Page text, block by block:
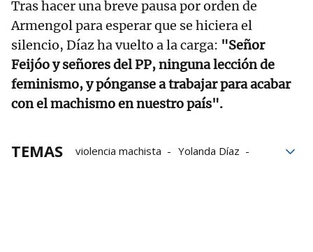
Tras hacer una breve pausa por orden de
Armengol para esperar que se hiciera el
silencio, Díaz ha vuelto a la carga: "Señor
Feijóo y señores del PP, ninguna lección de
feminismo, y pónganse a trabajar para acabar
con el machismo en nuestro país".
TEMAS violencia machista
Yolanda Díaz